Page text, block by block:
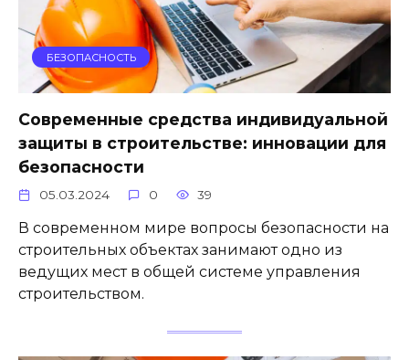
БЕЗОПАСНОСТЬ
Современные средства индивидуальной
защиты в строительстве: инновации для
безопасности
05.03.2024 0 39
В современном мире вопросы безопасности на
строительных объектах занимают одно из
ведущих мест в общей системе управления
строительством.